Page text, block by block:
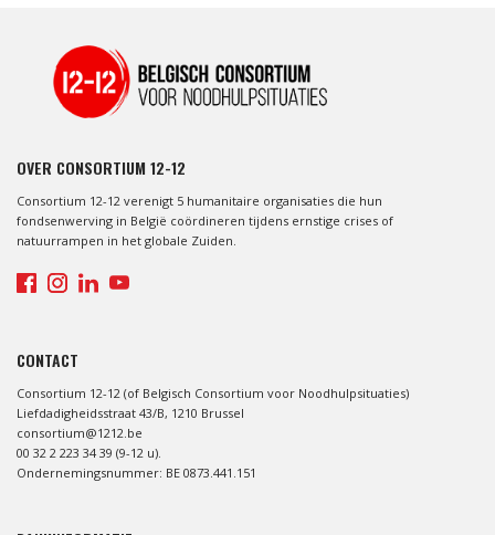
OVER CONSORTIUM 12-12
Consortium 12-12 verenigt 5 humanitaire organisaties die hun
fondsenwerving in België coördineren tijdens ernstige crises of
natuurrampen in het globale Zuiden.
CONTACT
Consortium 12-12 (of Belgisch Consortium voor Noodhulpsituaties)
Liefdadigheidsstraat 43/B, 1210 Brussel
consortium@1212.be
00 32 2 223 34 39 (9-12 u).
Ondernemingsnummer: BE 0873.441.151